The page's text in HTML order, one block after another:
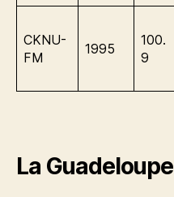
CKNU-
FM
1995
100.
9
La Guadeloupe